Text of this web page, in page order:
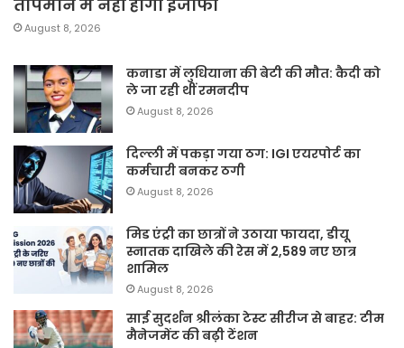
तापमान में नहीं होगा इजाफा
August 8, 2026
कनाडा में लुधियाना की बेटी की माैत: कैदी को
ले जा रही थीं रमनदीप
August 8, 2026
दिल्ली में पकड़ा गया ठग: IGI एयरपोर्ट का
कर्मचारी बनकर ठगी
August 8, 2026
मिड एंट्री का छात्रों ने उठाया फायदा, डीयू
स्नातक दाखिले की रेस में 2,589 नए छात्र
शामिल
August 8, 2026
साई सुदर्शन श्रीलंका टेस्ट सीरीज से बाहर: टीम
मैनेजमेंट की बढ़ी टेंशन